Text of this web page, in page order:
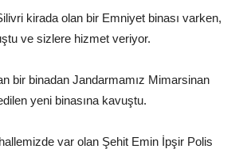
kirada olan bir Emniyet binası varken,
ve sizlere hizmet veriyor.
bir binadan Jandarmamız Mimarsinan
yeni binasına kavuştu.
var olan Şehit Emin İpşir Polis